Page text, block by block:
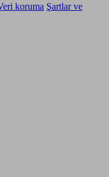
koruma Şartlar ve